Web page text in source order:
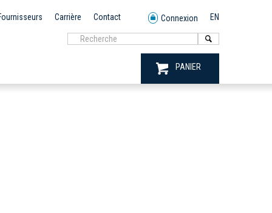
Carrière Contact Connexion EN
PANIER